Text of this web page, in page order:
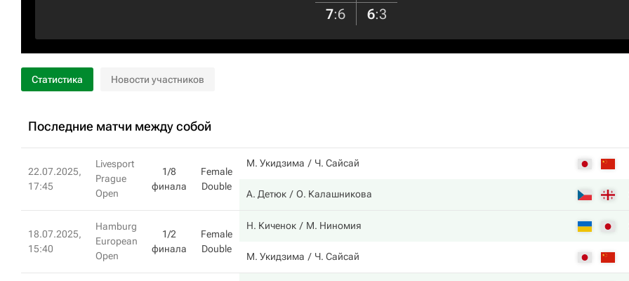
7:6 6:3
Статистика Новости участников
Последние матчи между собой
22.07.2025,
17:45
Livesport
Prague
Open
1/8
финала
Female
Double
М. Укидзима Ч. Сайсай
А. Детюк О. Калашникова
18.07.2025,
15:40
Hamburg
European
Open
1/2
финала
Female
Double
Н. Киченок М. Ниномия
М. Укидзима Ч. Сайсай